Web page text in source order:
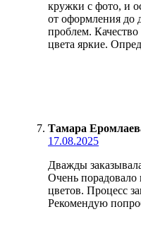
кружки с фото, и
от оформления до
проблем.
цвета яркие.
Тамара
17.08.2025
Дважды
Очень порадовало
цветов. Процесс
Рекомендую